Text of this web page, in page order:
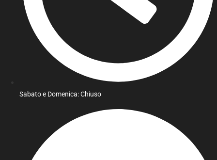
Sabato e Domenica: Chiuso